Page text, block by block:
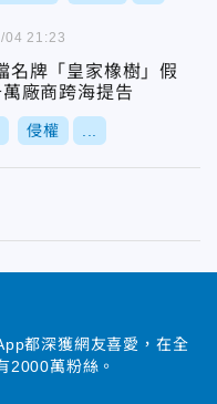
名牌「皇家橡樹」假
廠商跨海提告
侵權
04 21:23
都深獲網友喜愛，在全
2000萬粉絲。